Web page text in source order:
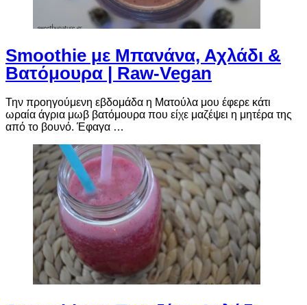
Smoothie με Μπανάνα, Αχλάδι &
Βατόμουρα | Raw-Vegan
Την προηγούμενη εβδομάδα η Ματούλα μου έφερε κάτι
ωραία άγρια μωβ βατόμουρα που είχε μαζέψει η μητέρα της
από το βουνό. Έφαγα …